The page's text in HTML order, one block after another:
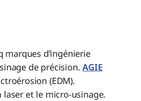
marques d’ingénierie
de précision.AGIE
(EDM).
et le micro-usinage.